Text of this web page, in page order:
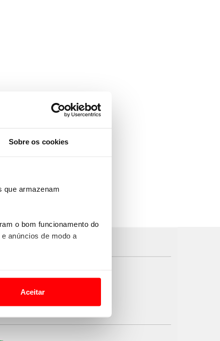
Sobre os cookies
que armazenam
o bom funcionamento do
anúncios de modo a
lhe proporcionar
Aceitar